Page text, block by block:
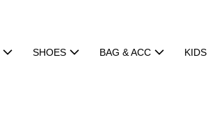
SHOES BAG & ACC KIDS